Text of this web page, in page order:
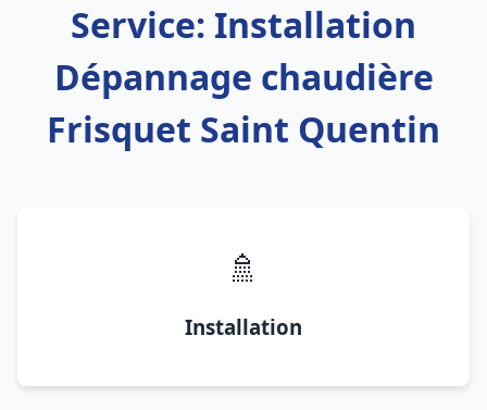
Service: Installation
Dépannage chaudière
Frisquet Saint Quentin
🚿
Installation